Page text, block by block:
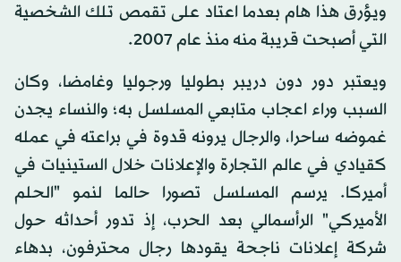
ويؤرق هذا هام بعدما اعتاد على تقمص تلك الشخصية
التي أصبحت قريبة منه منذ عام 2007.
ويعتبر دور دون دريبر بطوليا ورجوليا وغامضا، وكان
السبب وراء اعجاب متابعي المسلسل به؛ والنساء يجدن
غموضه ساحرا، والرجال يرونه قدوة في براعته في عمله
كقيادي في عالم التجارة والإعلانات خلال الستينيات في
أميركا. يرسم المسلسل تصورا حالما لنمو "الحلم
الأميركي" الرأسمالي بعد الحرب، إذ تدور أحداثه حول
شركة إعلانات ناجحة يقودها رجال محترفون، بدهاء